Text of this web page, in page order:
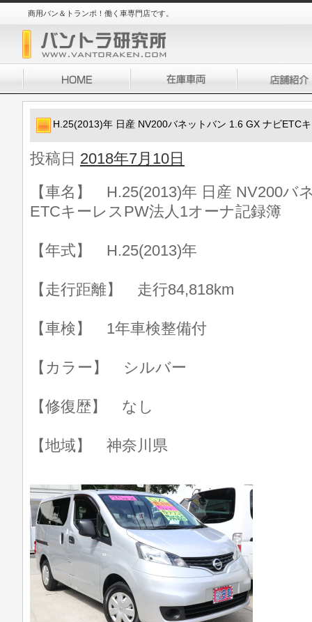
商用バン＆トランポ！働く車専門店です。
H.25(2013)年 日産 NV200バネットバン 1.6 GX ナビETC
投稿日 2018年7月10日
【車名】 H.25(2013)年 日産 NV200バ
ETCキーレスPW法人1オーナ記録簿
【年式】 H.25(2013)年
【走行距離】 走行84,818km
【車検】 1年車検整備付
【カラー】 シルバー
【修復歴】 なし
【地域】 神奈川県